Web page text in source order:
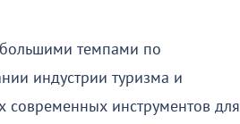
темпами по
индустрии туризма и
современных инструментов для